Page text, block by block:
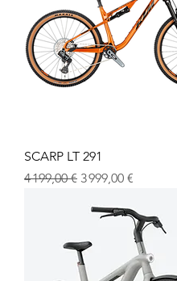
SCARP LT 291
Prix original
4 199,00 € Prix promotionnel
3 999,00 €